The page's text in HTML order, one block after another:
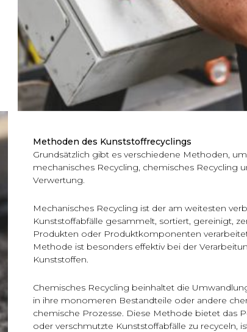
Methoden des Kunststoffrecyclings
Grundsätzlich gibt es verschiedene Methoden,
mechanisches Recycling, chemisches Recycling
Verwertung.
Mechanisches Recycling ist der am weitesten
Kunststoffabfälle gesammelt, sortiert, gereinigt,
Produkten oder Produktkomponenten
Methode ist besonders effektiv bei der
Kunststoffen.
Chemisches Recycling beinhaltet die
in ihre monomeren Bestandteile oder andere
chemische Prozesse. Diese Methode bietet das
oder verschmutzte Kunststoffabfälle zu recyceln,